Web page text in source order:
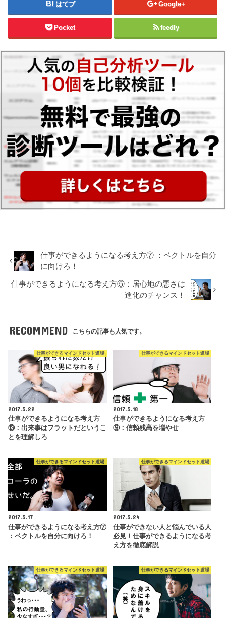
はてブ Google+
Pocket feedly
仕事ができるようになる考え方⑦ ：ベクトルを自分
に向けろ！
仕事ができるようになる考え方⑤：居心地の悪さは
進化のチャンス！
RECOMMEND こちらの記事も人気です。
仕事ができるマインドセット道場
2017.5.22
仕事ができるようになる考え方
⑬：出来事はフラットだというこ
とを理解しろ
仕事ができるマインドセット道場
2017.5.18
仕事ができるようになる考え方
⑨：信頼残高を増やせ
仕事ができるマインドセット道場
2017.5.17
仕事ができるようになる考え方⑦
：ベクトルを自分に向けろ！
仕事ができるマインドセット道場
2017.5.24
仕事ができない人と悩んでいる人
必見！仕事ができるようになる考
え方を徹底解説
仕事ができるマインドセット道場 仕事ができるマインドセット道場